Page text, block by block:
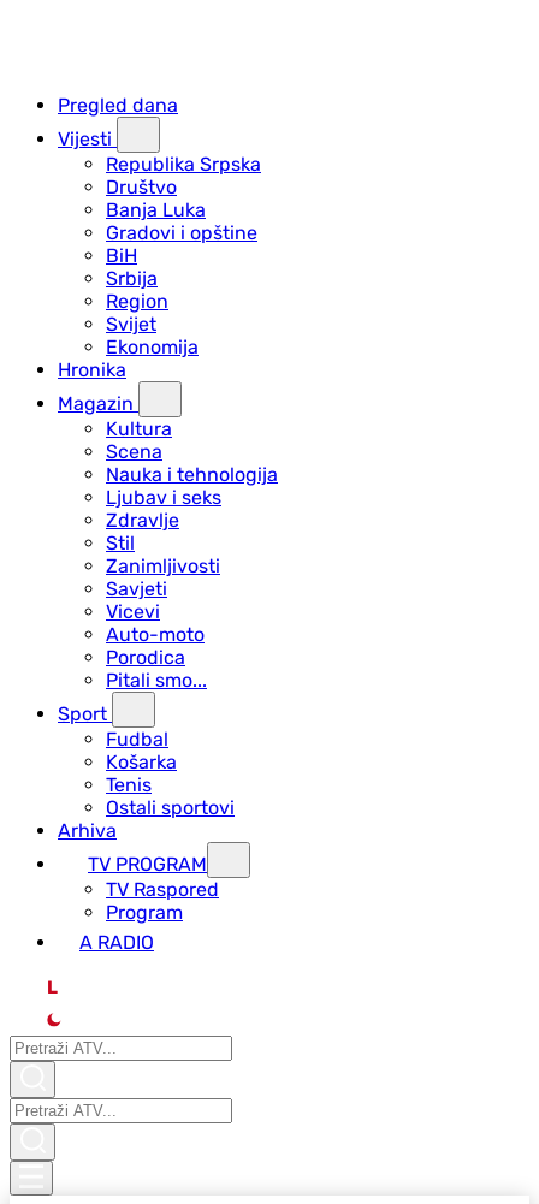
Pregled dana
Vijesti
Republika Srpska
Društvo
Banja Luka
Gradovi i opštine
BiH
Srbija
Region
Svijet
Ekonomija
Hronika
Magazin
Kultura
Scena
Nauka i tehnologija
Ljubav i seks
Zdravlje
Stil
Zanimljivosti
Savjeti
Vicevi
Auto-moto
Porodica
Pitali smo...
Sport
Fudbal
Košarka
Tenis
Ostali sportovi
Arhiva
TV PROGRAM
ТV Raspored
Program
A RADIO
L